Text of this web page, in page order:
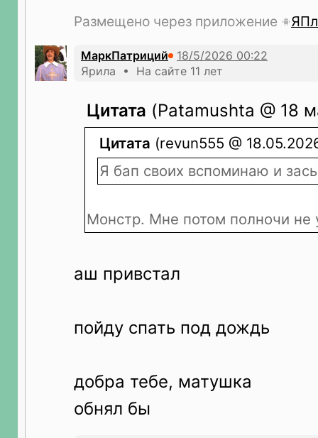
Размещено через приложение
МаркПатриций
Ярила • На сайте 11 лет
Цитата (Patamushta @ 18
Цитата (revun555 @
Я бап своих вспоминаю и
Монстр. Мне потом полночи не
аш привстал
пойду спать под дождь
добра тебе, матушка
обнял бы